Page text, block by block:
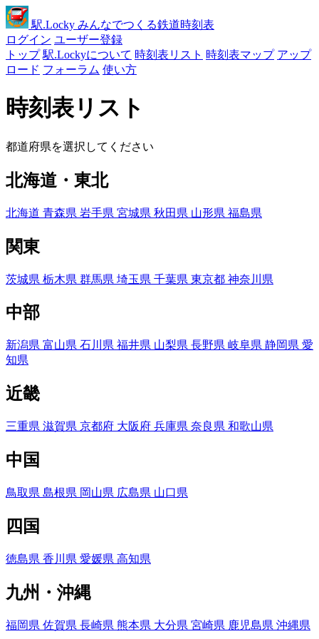
駅.Locky みんなでつくる鉄道時刻表
ログイン ユーザー登録
トップ 駅.Lockyについて 時刻表リスト 時刻表マップ アップ
ロード フォーラム 使い方
時刻表リスト
都道府県を選択してください
北海道・東北
北海道 青森県 岩手県 宮城県 秋田県 山形県 福島県
関東
茨城県 栃木県 群馬県 埼玉県 千葉県 東京都 神奈川県
中部
新潟県 富山県 石川県 福井県 山梨県 長野県 岐阜県 静岡県 愛
知県
近畿
三重県 滋賀県 京都府 大阪府 兵庫県 奈良県 和歌山県
中国
鳥取県 島根県 岡山県 広島県 山口県
四国
徳島県 香川県 愛媛県 高知県
九州・沖縄
福岡県 佐賀県 長崎県 熊本県 大分県 宮崎県 鹿児島県 沖縄県